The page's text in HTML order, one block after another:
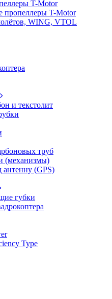
T-Motor
пропеллеры T-Motor
WING, VTOL
и текстолит
труб
(механизмы)
антенну (GPS)
губки
Type